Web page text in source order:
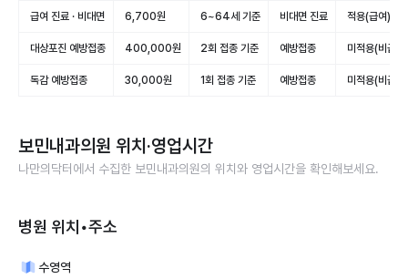
급여 진료 · 비대면 6,700원 6~64세 기준 비대면 진료 적용(급여)
대상포진 예방접종 400,000원 2회 접종 기준 예방접종 미적용(비급여)
독감 예방접종 30,000원 1회 접종 기준 예방접종 미적용(비급여)
보민내과의원 위치·영업시간
나만의닥터에서 수집한 보민내과의원의 위치와 영업시간을 확인해보세요.
병원 위치•주소
수영역